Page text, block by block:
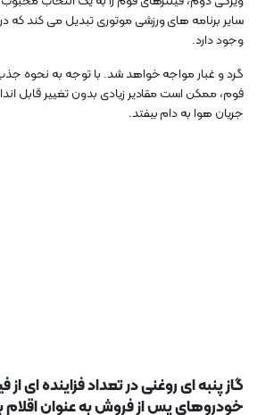
سایر برنامه های ورزشی موتوری تبدیل می کند که
وجود دارد.
گرد و غبار مواجه خواهد شد. با توجه به نحوه جذب
فوم، ممکن است مقادیر زیادی بدون تغییر قابل
جریان هوا به دام بیفتد.
گاز پنبه ای روغنی در تعداد فزاینده ای
خودروهای پس از فروش به عنوان اقلام با